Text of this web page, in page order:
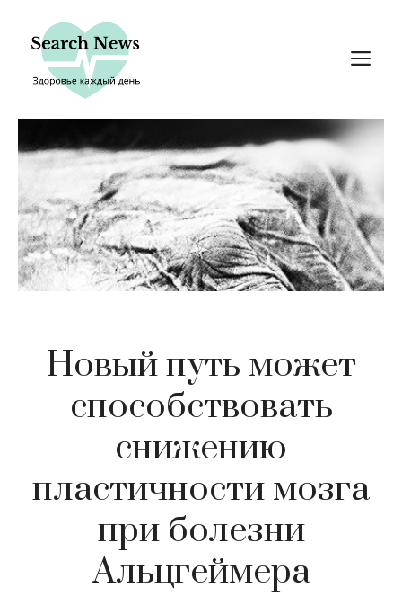
содержимому
Новый путь может
способствовать
снижению
пластичности мозга
при болезни
Альцгеймера